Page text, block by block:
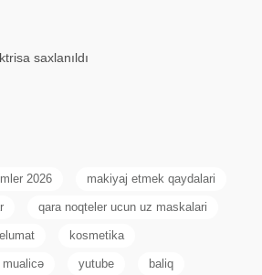
saxlanıldı
2026 makiyaj etmek qaydalari
qara noqteler ucun uz maskalari
kosmetika
mualicə yutube baliq